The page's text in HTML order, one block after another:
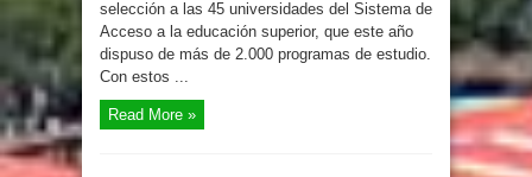
selección a las 45 universidades del Sistema de
Acceso a la educación superior, que este año
dispuso de más de 2.000 programas de estudio.
Con estos ...
Read More »